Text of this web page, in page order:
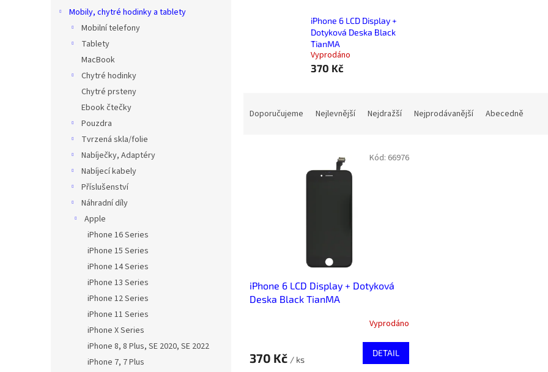
Mobily, chytré hodinky a tablety
Mobilní telefony
Tablety
MacBook
Chytré hodinky
Chytré prsteny
Ebook čtečky
Pouzdra
Tvrzená skla/folie
Nabíječky, Adaptéry
Nabíjecí kabely
Příslušenství
Náhradní díly
Apple
iPhone 16 Series
iPhone 15 Series
iPhone 14 Series
iPhone 13 Series
iPhone 12 Series
iPhone 11 Series
iPhone X Series
iPhone 8, 8 Plus, SE 2020, SE 2022
iPhone 7, 7 Plus
iPhone 6 LCD Display +
Dotyková Deska Black
TianMA
Vyprodáno
370 Kč
Doporučujeme Nejlevnější Nejdražší Nejprodávanější Abecedně
iPhone 6 LCD Display + Dotyková
Deska Black TianMA
Vyprodáno
370 Kč / ks
DETAIL
Kód: 66976